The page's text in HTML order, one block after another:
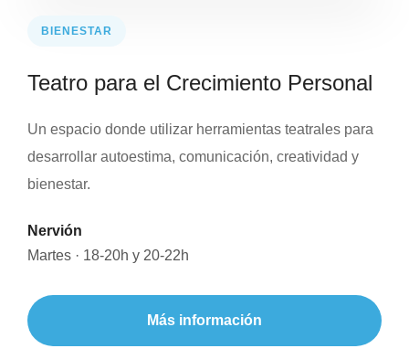
BIENESTAR
Teatro para el Crecimiento Personal
Un espacio donde utilizar herramientas teatrales para
desarrollar autoestima, comunicación, creatividad y
bienestar.
Nervión
Martes · 18-20h y 20-22h
Más información